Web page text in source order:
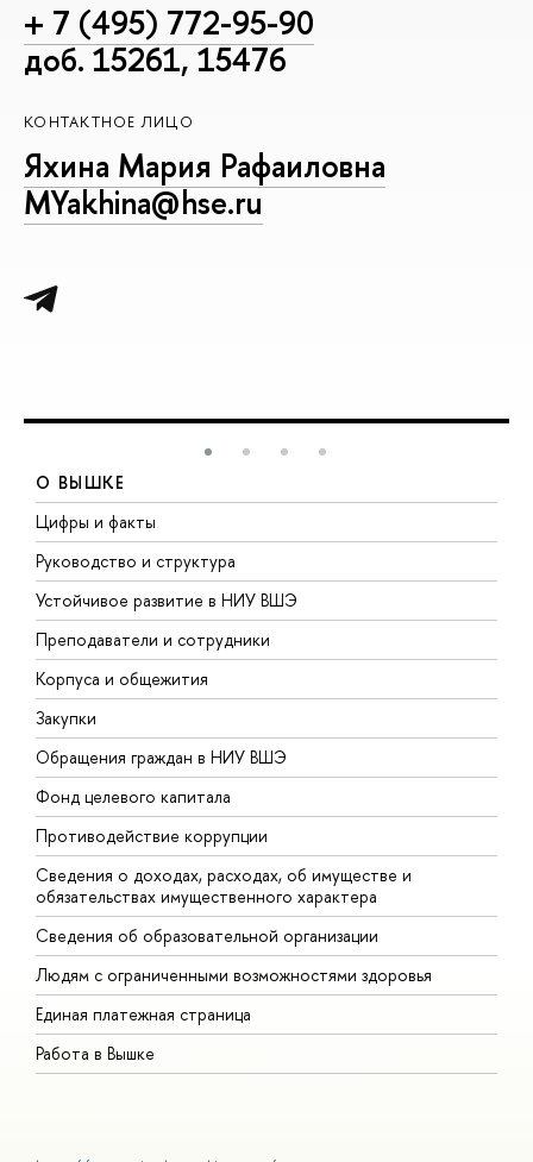
+ 7 (495) 772-95-90
доб. 15261, 15476
КОНТАКТНОЕ ЛИЦО
Яхина Мария Рафаиловна
MYakhina@hse.ru
О ВЫШКЕ
Цифры и факты
Руководство и структура
Устойчивое развитие в НИУ ВШЭ
Преподаватели и сотрудники
Корпуса и общежития
Закупки
Обращения граждан в НИУ ВШЭ
Фонд целевого капитала
Противодействие коррупции
Сведения о доходах, расходах, об имуществе и
обязательствах имущественного характера
Сведения об образовательной организации
Людям с ограниченными возможностями здоровья
Единая платежная страница
Работа в Вышке